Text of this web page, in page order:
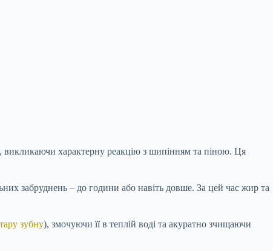
характерну реакцію з шипінням та піною. Ця
забруднень – до години або навіть довше. За цей час жир та
зубну), змочуючи її в теплій воді та акуратно зчищаючи